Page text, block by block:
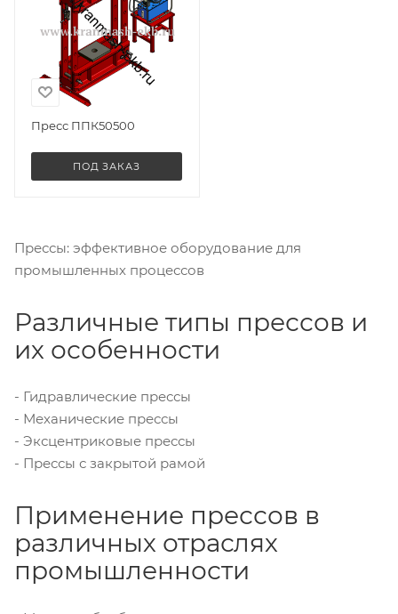
Пресс ППК50500
ПОД ЗАКАЗ
Прессы: эффективное оборудование для
промышленных процессов
Различные типы прессов и
их особенности
- Гидравлические прессы
- Механические прессы
- Эксцентриковые прессы
- Прессы с закрытой рамой
Применение прессов в
различных отраслях
промышленности